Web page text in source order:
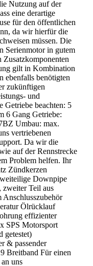
Nutzung auf der
eine derartige
für den öffentlichen
da wir hierfür die
müssen. Die
Serienmotor in gutem
gilt in Kombination
ebenfalls benötigten
zukünftigen
und
Getriebe beachten: 5
6 Gang Getriebe:
Umbau: max.
vertriebenen
Da wir die
auf der Rennstrecke
Problem helfen. Ihr
Zündkerzen
Downpipe
zweiter Teil aus
Anschlusszubehör
Ölrücklauf
effizienter
SPS Motorsport
getestet)
& passender
Breitband Für einen
uns